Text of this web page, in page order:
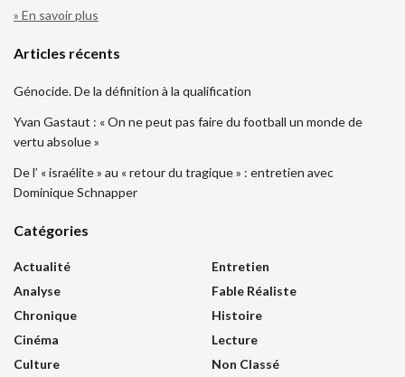
» En savoir plus
Articles récents
Génocide. De la définition à la qualification
Yvan Gastaut : « On ne peut pas faire du football un monde de
vertu absolue »
De l’ « israélite » au « retour du tragique » : entretien avec
Dominique Schnapper
Catégories
Actualité
Analyse
Chronique
Cinéma
Culture
Entretien
Fable Réaliste
Histoire
Lecture
Non Classé